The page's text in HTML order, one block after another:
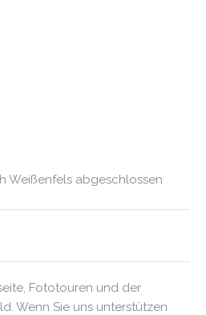
Weißenfels abgeschlossen
Fototouren und der
Wenn Sie uns unterstützen